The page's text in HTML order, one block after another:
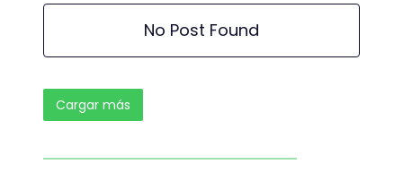
No Post Found
Cargar más